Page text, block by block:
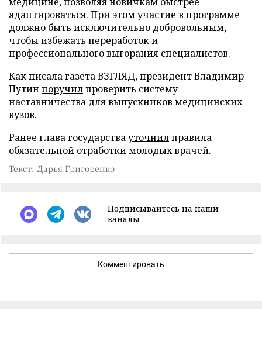
адаптироваться. При этом участие в программе
должно быть исключительно добровольным,
чтобы избежать переработок и
профессионального выгорания специалистов.
Как писала газета ВЗГЛЯД, президент Владимир
Путин поручилпроверить систему
наставничества для выпускников медицинских
вузов.
Ранее глава государствауточнилправила
обязательной отработки молодых врачей.
Текст: Дарья Григоренко
Подписывайтесь на наши
каналы
Комментировать